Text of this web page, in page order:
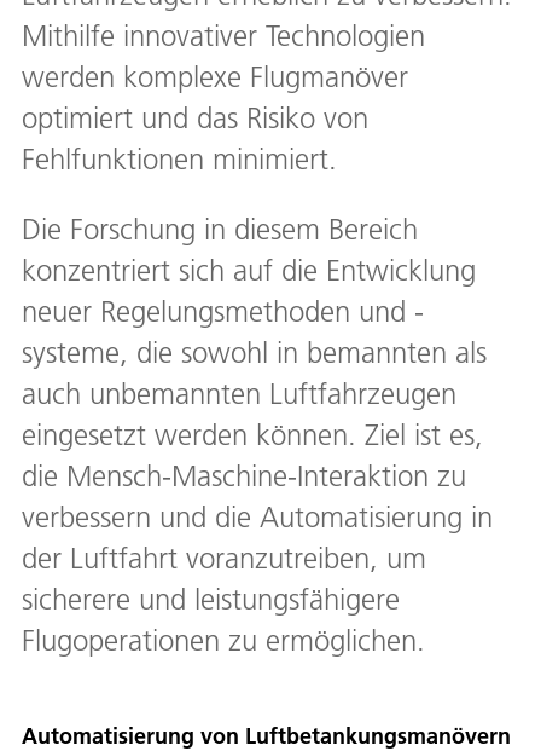
Mithilfe innovativer Technologien
werden komplexe Flugmanöver
optimiert und das Risiko von
Fehlfunktionen minimiert.
Die Forschung in diesem Bereich
konzentriert sich auf die Entwicklung
neuer Regelungsmethoden und -
systeme, die sowohl in bemannten als
auch unbemannten Luftfahrzeugen
eingesetzt werden können. Ziel ist es,
die Mensch-Maschine-Interaktion zu
verbessern und die Automatisierung in
der Luftfahrt voranzutreiben, um
sicherere und leistungsfähigere
Flugoperationen zu ermöglichen.
Automatisierung von Luftbetankungsmanövern